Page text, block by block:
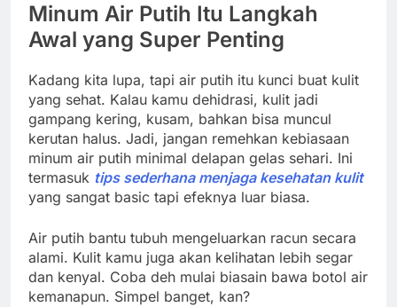
Minum Air Putih Itu Langkah
Awal yang Super Penting
Kadang kita lupa, tapi air putih itu kunci buat kulit
yang sehat. Kalau kamu dehidrasi, kulit jadi
gampang kering, kusam, bahkan bisa muncul
kerutan halus. Jadi, jangan remehkan kebiasaan
minum air putih minimal delapan gelas sehari. Ini
termasuk tips sederhana menjaga kesehatan kulit
yang sangat basic tapi efeknya luar biasa.
Air putih bantu tubuh mengeluarkan racun secara
alami. Kulit kamu juga akan kelihatan lebih segar
dan kenyal. Coba deh mulai biasain bawa botol air
kemanapun. Simpel banget, kan?